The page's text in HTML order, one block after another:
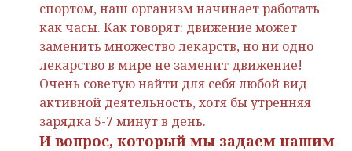
спортом, наш организм начинает работать
как часы. Как говорят: движение может
заменить множество лекарств, но ни одно
лекарство в мире не заменит движение!
Очень советую найти для себя любой вид
активной деятельность, хотя бы утренняя
зарядка 5-7 минут в день.
И вопрос, который мы задаем нашим